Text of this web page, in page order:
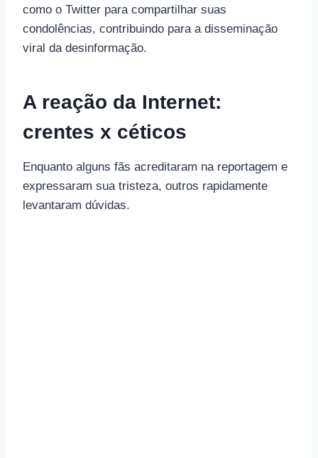
como o Twitter para compartilhar suas
condolências, contribuindo para a disseminação
viral da desinformação.
A reação da Internet:
crentes x céticos
Enquanto alguns fãs acreditaram na reportagem e
expressaram sua tristeza, outros rapidamente
levantaram dúvidas.